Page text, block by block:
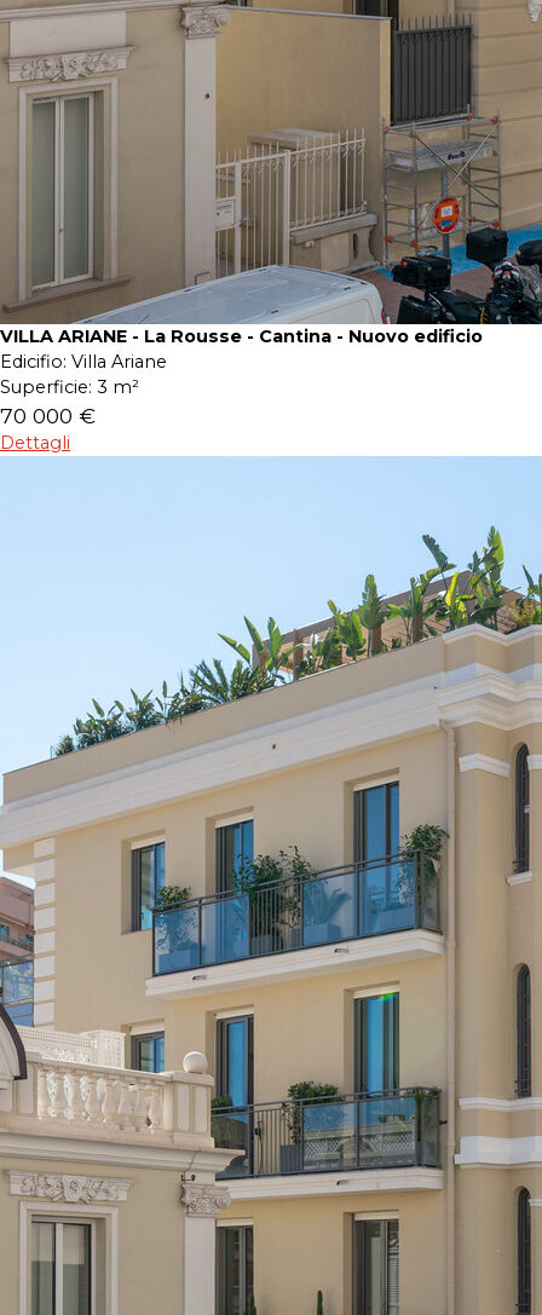
VILLA ARIANE - La Rousse - Cantina - Nuovo edificio
Edicifio: Villa Ariane
Superficie: 3 m²
70 000 €
Dettagli